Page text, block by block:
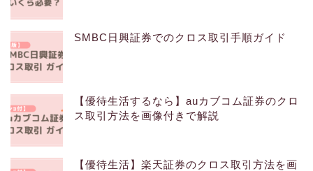
SMBC日興証券でのクロス取引手順ガイド
【優待生活するなら】auカブコム証券のクロ
ス取引方法を画像付きで解説
【優待生活】楽天証券のクロス取引方法を画